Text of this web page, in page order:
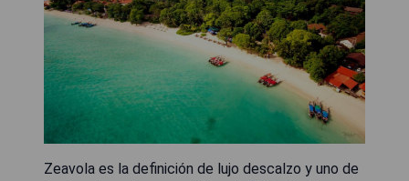
Zeavola es la definición de lujo descalzo y uno de